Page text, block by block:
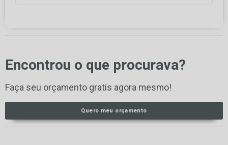
Encontrou o que procurava?
Faça seu orçamento gratis agora mesmo!
Quero meu orçamento